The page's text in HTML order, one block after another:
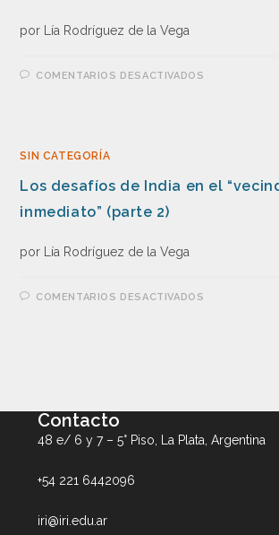
por Lía Rodríguez de la Vega
COMENTARIOS DESACTIVADOS
SIN CATEGORÍA
Los desafíos de India en el
inmediato” (parte 2)
por Lía Rodríguez de la Vega
COMENTARIOS DESACTIVADOS
Contacto
48 e/ 6 y 7 – 5° Piso, La Plata, Argentina
+54 221 6442096
iri@iri.edu.ar